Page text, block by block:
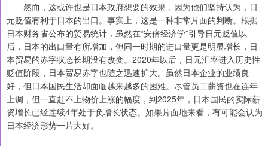
然而，这或许也是日本政府想要的效果，因为他们坚持认为，日
元贬值有利于日本的出口。事实上，这是一种非常片面的判断。根据
日本财务省公布的贸易统计，虽然在“安倍经济学”引导日元贬值以
后，日本的出口量有所增加，但同一时期的进口量更是明显增长，日
本贸易的赤字状态长期没有改变。2020年以后，日元汇率进入历史性
贬值阶段，日本贸易赤字也随之迅速扩大。虽然日本企业的业绩良
好，但日本国民生活却面临越来越多的困难。尽管员工薪资也在连年
上调，但一直赶不上物价上涨的幅度，到2025年，日本国民的实际薪
资增长已经连续4年处于负增长状态。如果片面地来看，有可能会认为
日本经济形势一片大好。